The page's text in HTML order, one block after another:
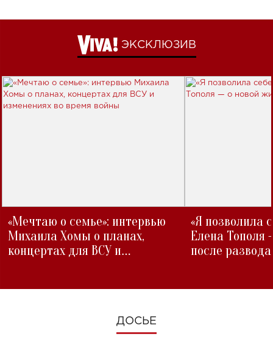
ЭКСКЛЮЗИВ
«Мечтаю о семье»: интервью
Михаила Хомы о планах,
концертах для ВСУ и
«Я позволила
Елена Тополя
после развода
ДОСЬЕ